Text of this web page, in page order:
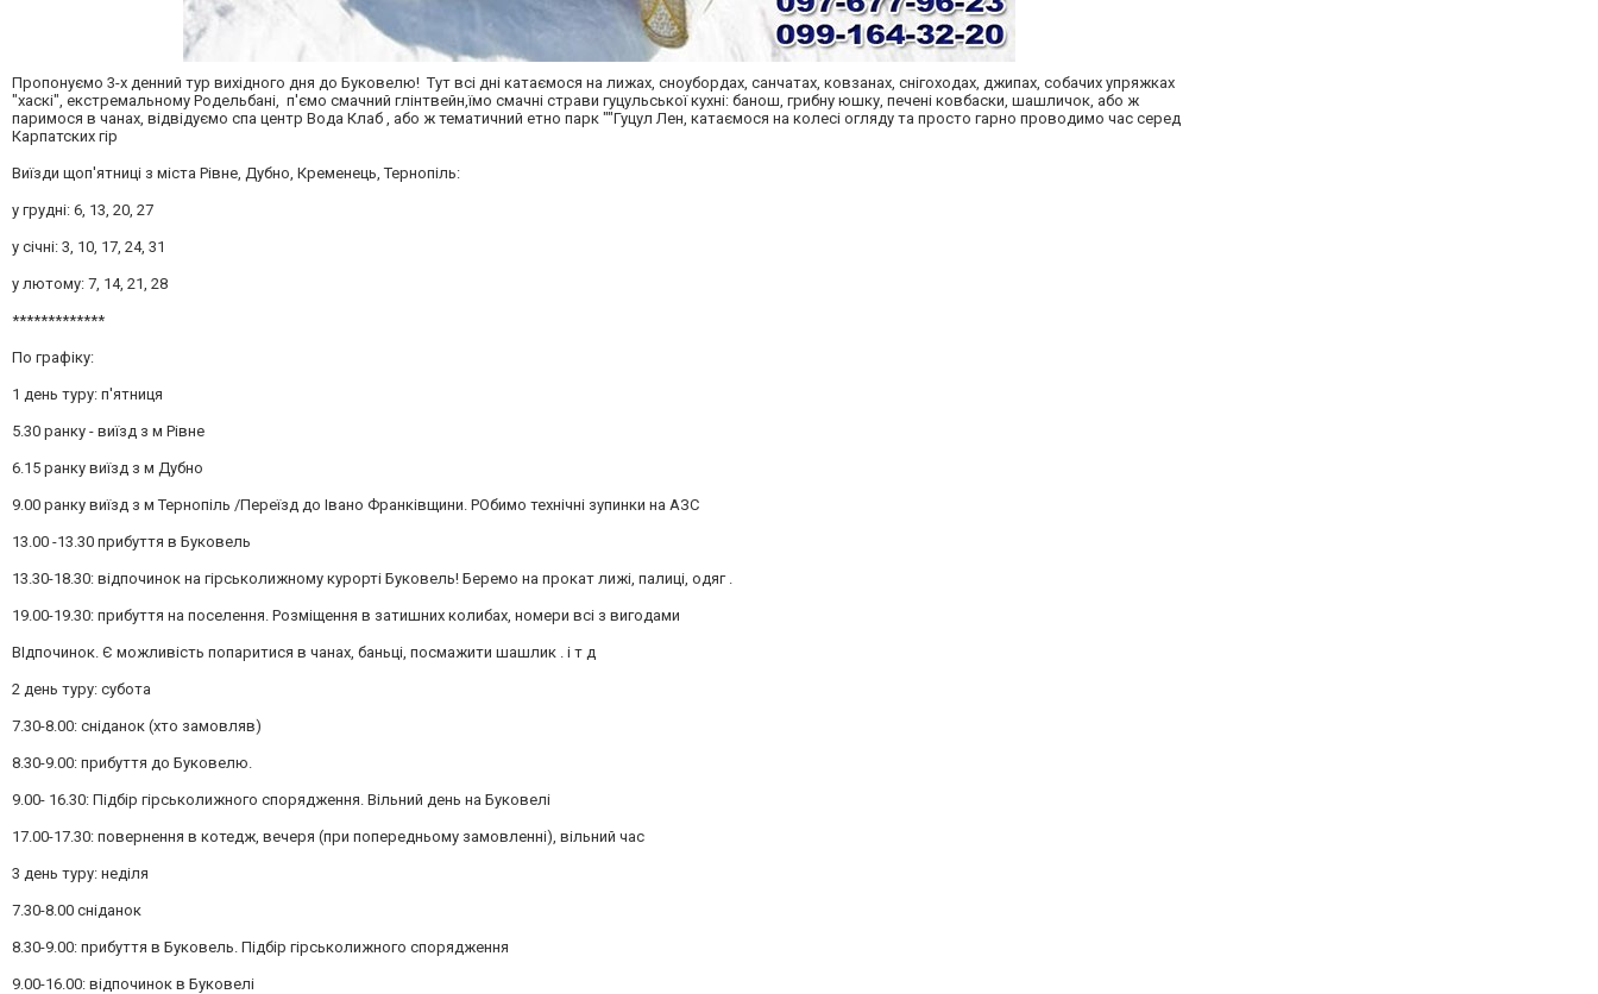
Пропонуємо 3-х денний тур вихідного дня до Буковелю! Тут всі дні катаємося на лижах, сноубордах, санчатах, ковзанах, снігоходах, джипах, собачих упряжках
"хаскі", екстремальному Родельбані, п'ємо смачний глінтвейн,їмо смачні страви гуцульської кухні: банош, грибну юшку, печені ковбаски, шашличок, або ж
паримося в чанах, відвідуємо спа центр Вода Клаб , або ж тематичний етно парк ""Гуцул Лен, катаємося на колесі огляду та просто гарно проводимо час серед
Карпатских гір
Виїзди щоп'ятниці з міста Рівне, Дубно, Кременець, Тернопіль:
у грудні: 6, 13, 20, 27
у січні: 3, 10, 17, 24, 31
у лютому: 7, 14, 21, 28
*************
По графіку:
1 день туру: п'ятниця
5.30 ранку - виїзд з м Рівне
6.15 ранку виїзд з м Дубно
9.00 ранку виїзд з м Тернопіль /Переїзд до Івано Франківщини. РОбимо технічні зупинки на АЗС
13.00 -13.30 прибуття в Буковель
13.30-18.30: відпочинок на гірськолижному курорті Буковель! Беремо на прокат лижі, палиці, одяг .
19.00-19.30: прибуття на поселення. Розміщення в затишних колибах, номери всі з вигодами
ВІдпочинок. Є можливість попаритися в чанах, баньці, посмажити шашлик . і т д
2 день туру: субота
7.30-8.00: сніданок (хто замовляв)
8.30-9.00: прибуття до Буковелю.
9.00- 16.30: Підбір гірськолижного спорядження. Вільний день на Буковелі
17.00-17.30: повернення в котедж, вечеря (при попередньому замовленні), вільний час
3 день туру: неділя
7.30-8.00 сніданок
8.30-9.00: прибуття в Буковель. Підбір гірськолижного спорядження
9.00-16.00: відпочинок в Буковелі